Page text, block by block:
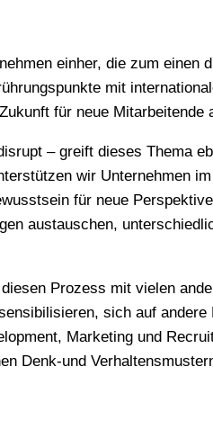
einher, die zum einen
mit
für neue Mitarbeitende
– greift dieses Thema
wir Unternehmen im
für neue
austauschen,
Prozess mit vielen
sich auf andere
Marketing und
Denk-und